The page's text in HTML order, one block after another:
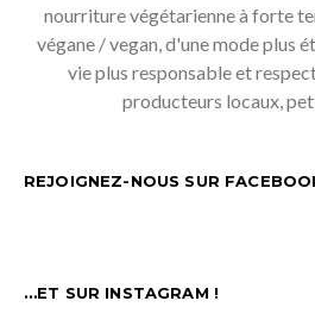
nourriture végétarienne à forte
végane / vegan, d'une mode plus
vie plus responsable et
producteurs locaux,
REJOIGNEZ-NOUS SUR
…ET SUR INSTAGRAM !